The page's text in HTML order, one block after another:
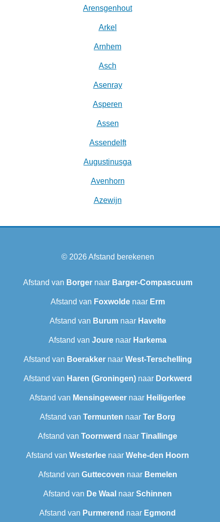
Arensgenhout
Arkel
Arnhem
Asch
Asenray
Asperen
Assen
Assendelft
Augustinusga
Avenhorn
Azewijn
© 2026Afstand berekenen
Afstand van Borgernaar Barger-Compascuum
Afstand van Foxwoldenaar Erm
Afstand van Burumnaar Havelte
Afstand van Joure naar Harkema
Afstand van Boerakkernaar West-Terschelling
Afstand van Haren (Groningen)naar Dorkwerd
Afstand van Mensingeweer naar Heiligerlee
Afstand van Termunten naar Ter Borg
Afstand van Toornwerd naar Tinallinge
Afstand van Westerlee naar Wehe-den Hoorn
Afstand van Guttecoven naar Bemelen
Afstand van De Waal naar Schinnen
Afstand van Purmerend naar Egmond